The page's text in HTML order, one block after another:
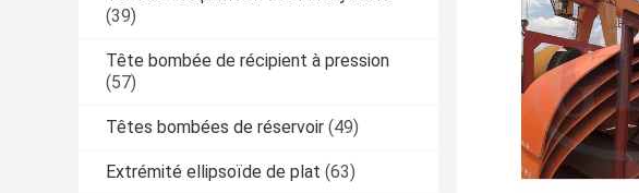
(39)
Tête bombée de récipient à pression
(57)
Têtes bombées de réservoir (49)
Extrémité ellipsoïde de plat (63)